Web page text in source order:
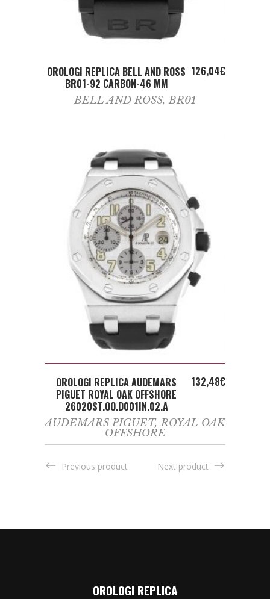
ADD TO CART
OROLOGI REPLICA BELL AND ROSS
BR01-92 CARBON-46 MM
126,04€
BELL AND ROSS,BR01
ADD TO CART
OROLOGI REPLICA AUDEMARS
PIGUET ROYAL OAK OFFSHORE
26020ST.OO.D001IN.02.A
132,48€
AUDEMARS PIGUET, ROYAL OAK
OFFSHORE
Previous product Next product
OROLOGI REPLICA